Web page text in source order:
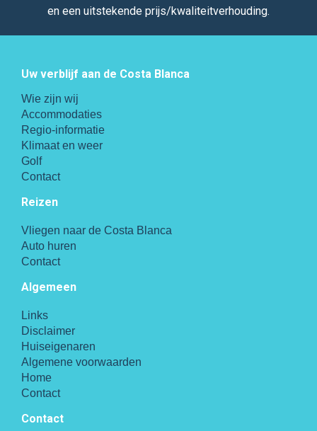
en een uitstekende prijs/kwaliteitverhouding.
Uw verblijf aan de Costa Blanca
Wie zijn wij
Accommodaties
Regio-informatie
Klimaat en weer
Golf
Contact
Reizen
Vliegen naar de Costa Blanca
Auto huren
Contact
Algemeen
Links
Disclaimer
Huiseigenaren
Algemene voorwaarden
Home
Contact
Contact